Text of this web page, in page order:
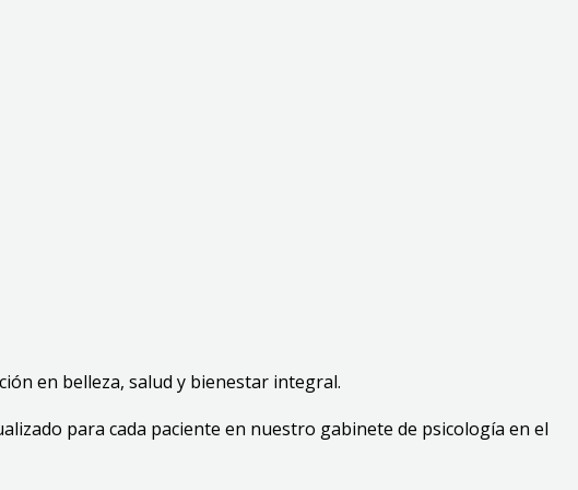
en belleza, salud y bienestar integral.
para cada paciente en nuestro gabinete de psicología en el